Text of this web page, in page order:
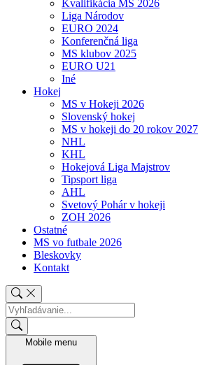
Kvalifikácia MS 2026
Liga Národov
EURO 2024
Konferenčná liga
MS klubov 2025
EURO U21
Iné
Hokej
MS v Hokeji 2026
Slovenský hokej
MS v hokeji do 20 rokov 2027
NHL
KHL
Hokejová Liga Majstrov
Tipsport liga
AHL
Svetový Pohár v hokeji
ZOH 2026
Ostatné
MS vo futbale 2026
Bleskovky
Kontakt
Mobile menu